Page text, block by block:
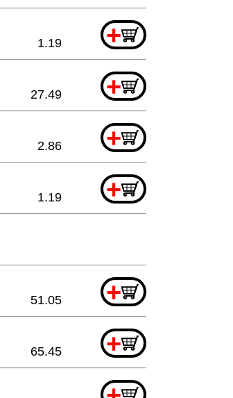
+
1.19
+
27.49
+
2.86
+
1.19
+
51.05
+
65.45